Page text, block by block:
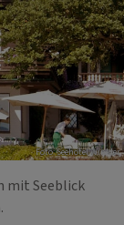
Foto: Seehotel Winkler
mit Seeblick